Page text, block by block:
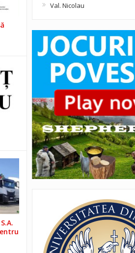
Val. Nicolau